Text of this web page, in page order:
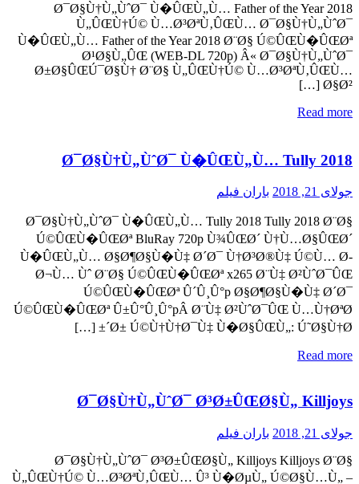
Ø¯Ø§Ù†Ù„ÙˆØ¯ Ù�ÛŒÙ„Ù… Father of the Year 2018
Ù„ÛŒÙ†Ú© Ù…Ø³ØªÙ‚ÛŒÙ… Ø¯Ø§Ù†Ù„ÙˆØ¯
Ù�ÛŒÙ„Ù… Father of the Year 2018 Ø¨Ø§ Ú©ÛŒÙ�ÛŒØª
Ø¹Ø§Ù„ÛŒ (WEB-DL 720p) Â« Ø¯Ø§Ù†Ù„ÙˆØ¯
Ø±Ø§ÛŒÚ¯Ø§Ù† Ø¨Ø§ Ù„ÛŒÙ†Ú© Ù…Ø³ØªÙ‚ÛŒÙ…
Ø§Ø² […]
Read more
Ø¯Ø§Ù†Ù„ÙˆØ¯ Ù�ÛŒÙ„Ù… Tully 2018
جولای 21, 2018 باران فیلم
Ø¯Ø§Ù†Ù„ÙˆØ¯ Ù�ÛŒÙ„Ù… Tully 2018 Tully 2018 Ø¨Ø§
Ú©ÛŒÙ�ÛŒØª BluRay 720p Ù¾ÛŒØ´ Ù†Ù…Ø§ÛŒØ´
Ù�ÛŒÙ„Ù… Ø§Ø¶Ø§Ù�Ù‡ Ø´Ø¯ Ù†Ø³Ø®Ù‡ Ú©Ù… Ø­
Ø¬Ù… Ùˆ Ø¨Ø§ Ú©ÛŒÙ�ÛŒØª x265 Ø¨Ù‡ Ø²ÙˆØ¯ÛŒ
Ú©ÛŒÙ�ÛŒØª Û´Û¸Û°p Ø§Ø¶Ø§Ù�Ù‡ Ø´Ø¯
Ú©ÛŒÙ�ÛŒØª Û±Û°Û¸Û°pÂ Ø¨Ù‡ Ø²ÙˆØ¯ÛŒ Ù…Ù†ØªØ
´Ø± Ú©Ù†Ù†Ø¯Ù‡ Ù�Ø§ÛŒÙ„: Ú˜Ø§Ù†Ø± […]
Read more
Ø¯Ø§Ù†Ù„ÙˆØ¯ Ø³Ø±ÛŒØ§Ù„ Killjoys
جولای 21, 2018
باران فیلم
Ø¯Ø§Ù†Ù„ÙˆØ¯ Ø³Ø±ÛŒØ§Ù„ Killjoys Killjoys Ø¨Ø§
Ù„ÛŒÙ†Ú© Ù…Ø³ØªÙ‚ÛŒÙ… Û³ Ù�ØµÙ„ Ú©Ø§Ù…Ù„ –